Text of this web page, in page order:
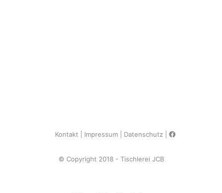
Kontakt Impressum Datenschutz
© Copyright 2018 - Tischlerei JCB